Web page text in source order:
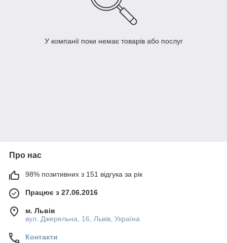
У компанії поки немає товарів або послуг
Про нас
98% позитивних з 151 відгука за рік
Працює з 27.06.2016
м. Львів
вул. Джерельна, 16, Львів, Україна
Контакти